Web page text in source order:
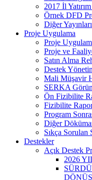
2017 İl
Örnek DFD
Diğer
Proje Uygulama
Proje
Proje ve
Satın Alma
Destek
Mali Müşavir
SERKA
Ön Fizibilite
Fizibilite
Program
Diğer
Sıkça Sorulan
Destekler
Açık Destek
2026